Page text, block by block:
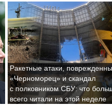
Ракетные атаки,
«Черноморец» и скандал
с полковником СБУ: что
всего читали на этой неделе